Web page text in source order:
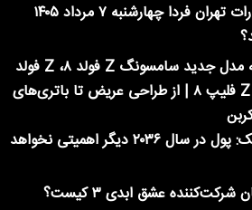
فوری | ادارات تهران فردا چهارشنبه ۷ مرداد ۱۴۰۵
معرفی سه مدل جدید سامسونگ Z فولد ۸، Z فولد
۸ اولترا و Z فلیپ ۸ | از طراحی عریض تا باتری‌های
ایلان ماسک: پول در سال ۲۰۳۶ دیگر اهمیتی نخواهد
شرکت‌کننده عشق ابدی ۳ کیست؟